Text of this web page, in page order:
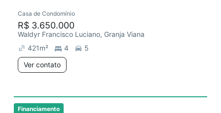
Financiamento
Casa de Condomínio
R$ 3.650.000
Waldyr Francisco Luciano, Granja Viana
421m² 4
5
Ver contato